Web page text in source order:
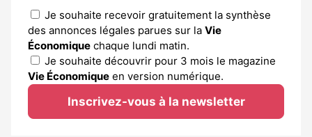
Je souhaite recevoir gratuitement la synthèse
des annonces légales parues sur la Vie
Économique chaque lundi matin.
Je souhaite découvrir pour 3 mois le magazine
Vie Économique en version numérique.
Inscrivez-vous à la newsletter